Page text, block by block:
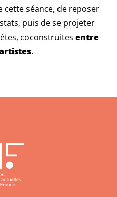
séance, de reposer
puis de se projeter
coconstruites entre
.